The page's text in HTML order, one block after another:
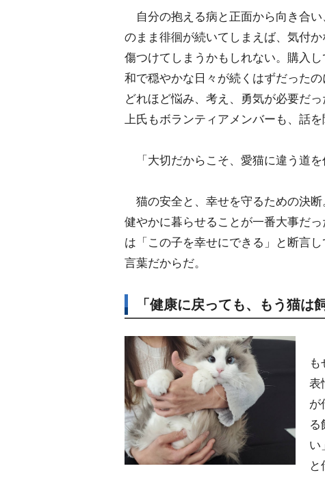
自分の抱える病と正面から向き合
のまま徘徊が続いてしまえば、気付
傷つけてしまうかもしれない。購入
和で穏やかな日々が続くはずだった
どれほど悩み、考え、勇気が必要だ
上氏もボランティアメンバーも、話を
「大切だからこそ、愛猫に違う道を
猫の安全と、幸せを守るための決
健やかに暮らせることが一番大事だ
は「この子を幸せにできる」と断言
言葉だからだ。
「健康に戻っても、もう猫は
も
表
が
る
い